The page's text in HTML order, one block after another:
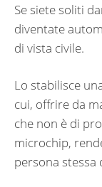
Se siete soliti
diventate
di vista civile.
Lo stabilisce
cui, offrire da
che non è di
microchip,
persona stessa